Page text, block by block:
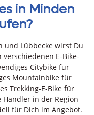
in Minden
und Lübbecke wirst Du
E-Bike-
Citybike für
Mountainbike für
Trekking-E-Bike für
Händler in der Region
für Dich im Angebot.